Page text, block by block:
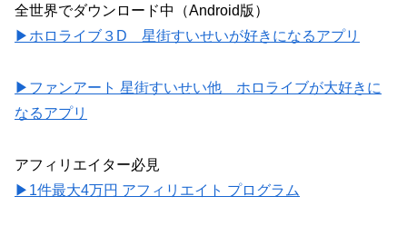
全世界でダウンロード中（Android版）
▶ホロライブ３D 星街すいせいが好きになるアプリ
▶ファンアート 星街すいせい他 ホロライブが大好きに
なるアプリ
アフィリエイター必見
▶1件最大4万円 アフィリエイト プログラム